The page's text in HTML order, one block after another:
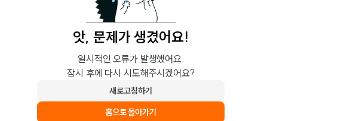
앗, 문제가 생겼어요!
일시적인 오류가 발생했어요.
잠시 후에 다시 시도해주시겠어요?
새로고침하기
홈으로 돌아가기